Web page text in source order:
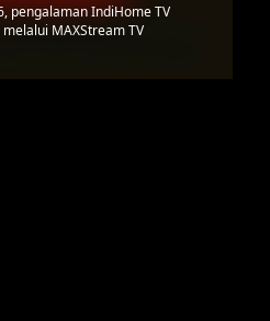
pengalaman IndiHome TV
MAXStream TV